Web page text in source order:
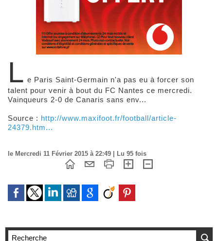
L e Paris Saint-Germain n'a pas eu à forcer son
talent pour venir à bout du FC Nantes ce mercredi.
Vainqueurs 2-0 de Canaris sans env...
Source : http://www.maxifoot.fr/football/article-
24379.htm...
le Mercredi 11 Février 2015 à 22:49 | Lu 95 fois